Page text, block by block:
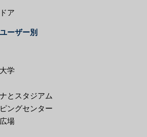
ア
ーザー別
学
とスタジアム
ングセンター
場